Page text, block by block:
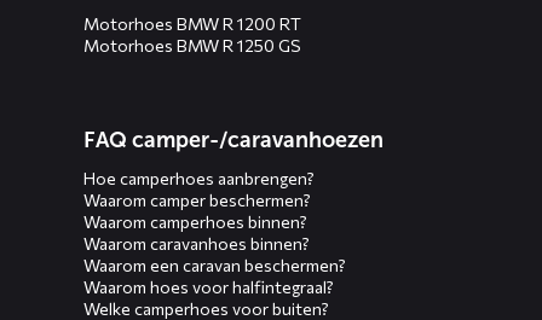
Motorhoes BMW R 1200 RT
Motorhoes BMW R 1250 GS
FAQ camper-/caravanhoezen
Hoe camperhoes aanbrengen?
Waarom camper beschermen?
Waarom camperhoes binnen?
Waarom caravanhoes binnen?
Waarom een caravan beschermen?
Waarom hoes voor halfintegraal?
Welke camperhoes voor buiten?